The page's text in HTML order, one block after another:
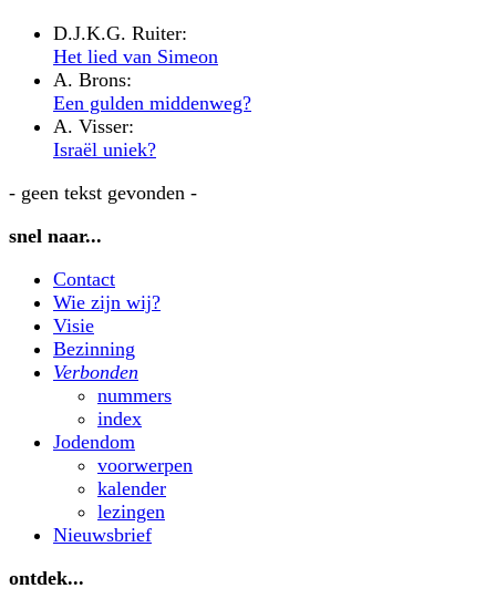
D.J.K.G. Ruiter:
Het lied van Simeon
A. Brons:
Een gulden middenweg?
A. Visser:
Israël uniek?
- geen tekst gevonden -
snel naar...
Contact
Wie zijn wij?
Visie
Bezinning
Verbonden
nummers
index
Jodendom
voorwerpen
kalender
lezingen
Nieuwsbrief
ontdek...